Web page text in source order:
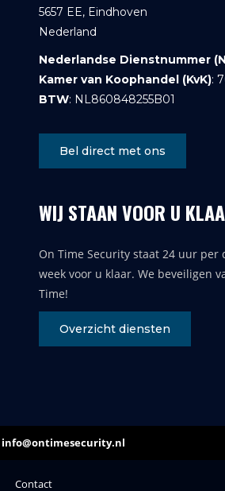
5657 EE, Eindhoven
Nederland
Nederlandse Dienstnummer
Kamer van Koophandel (KvK):
BTW: NL860848255B01
Bel direct met ons
WIJ STAAN VOOR U
On Time Security staat 24 uur per
week voor u klaar. We beveiligen
Time!
Overzicht diensten
info@ontimesecurity.nl
Contact